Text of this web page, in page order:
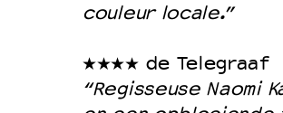
couleur locale.”
★★★★ de Telegraaf
“Regisseuse Naomi